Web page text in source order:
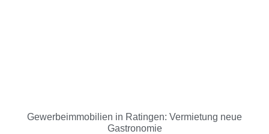
Gewerbeimmobilien in Ratingen: Vermietung neue
Gastronomie